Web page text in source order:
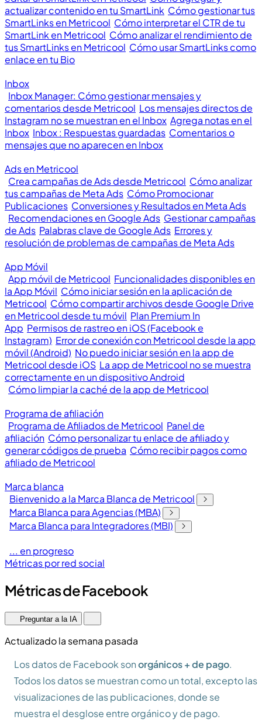
actualizar contenido en tu SmartLink Cómo gestionar tus
SmartLinks en Metricool Cómo interpretar el CTR de tu
SmartLink en Metricool Cómo analizar el rendimiento de
tus SmartLinks en Metricool Cómo usar SmartLinks como
enlace en tu Bio
Inbox
Inbox Manager: Cómo gestionar mensajes y
comentarios desde Metricool Los mensajes directos de
Instagram no se muestran en el Inbox Agrega notas en el
Inbox Inbox : Respuestas guardadas Comentarios o
mensajes que no aparecen en Inbox
Ads en Metricool
Crea campañas de Ads desde Metricool Cómo analizar
tus campañas de Meta Ads Cómo Promocionar
Publicaciones Conversiones y Resultados en Meta Ads
Recomendaciones en Google Ads Gestionar campañas
de Ads Palabras clave de Google Ads Errores y
resolución de problemas de campañas de Meta Ads
App Móvil
App móvil de Metricool Funcionalidades disponibles en
la App Móvil Cómo iniciar sesión en la aplicación de
Metricool Cómo compartir archivos desde Google Drive
en Metricool desde tu móvil Plan Premium In
App Permisos de rastreo en iOS (Facebook e
Instagram) Error de conexión con Metricool desde la app
móvil (Android) No puedo iniciar sesión en la app de
Metricool desde iOS La app de Metricool no se muestra
correctamente en un dispositivo Android
Cómo limpiar la caché de la app de Metricool
Programa de afiliación
Programa de Afiliados de Metricool Panel de
afiliación Cómo personalizar tu enlace de afiliado y
generar códigos de prueba Cómo recibir pagos como
afiliado de Metricool
Marca blanca
Bienvenido a la Marca Blanca de Metricool
Marca Blanca para Agencias (MBA)
Marca Blanca para Integradores (MBI)
... en progreso
Métricas por red social
Métricas de Facebook
Preguntar a la IA
Actualizado la semana pasada
Los datos de Facebook sonorgánicos + de pago.
Todos los datos se muestran como un total, excepto las
visualizaciones de las publicaciones, donde se
muestra el desglose entre orgánico y de pago.